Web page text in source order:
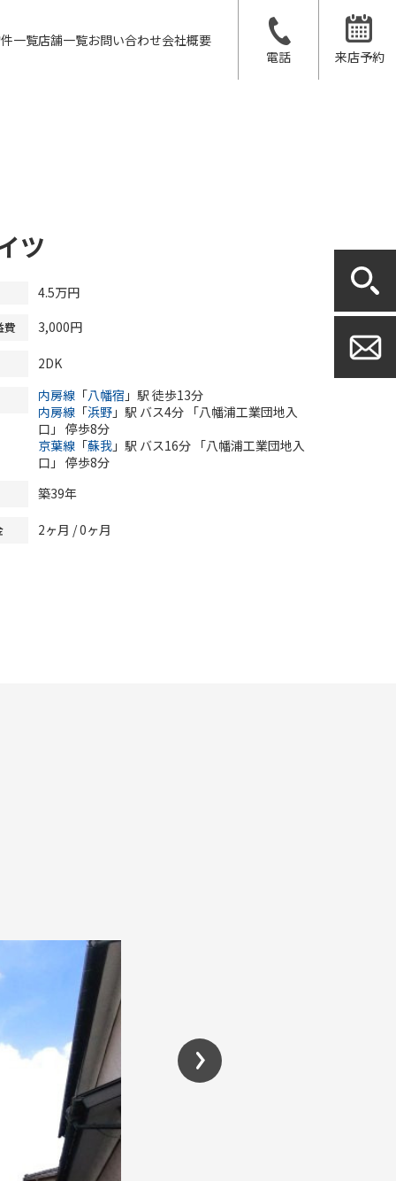
一覧店舗一覧お問い合わせ会社概要
電話
来店予約
ツ
4.5万円
費 3,000円
2DK
内房線 「八幡宿 」駅 徒歩13分
内房線 「浜野 」駅 バス4分 「八幡浦工業団地入
口」 停歩8分
京葉線 「蘇我 」駅 バス16分 「八幡浦工業団地入
口」 停歩8分
築39年
2ヶ月 /0ヶ月